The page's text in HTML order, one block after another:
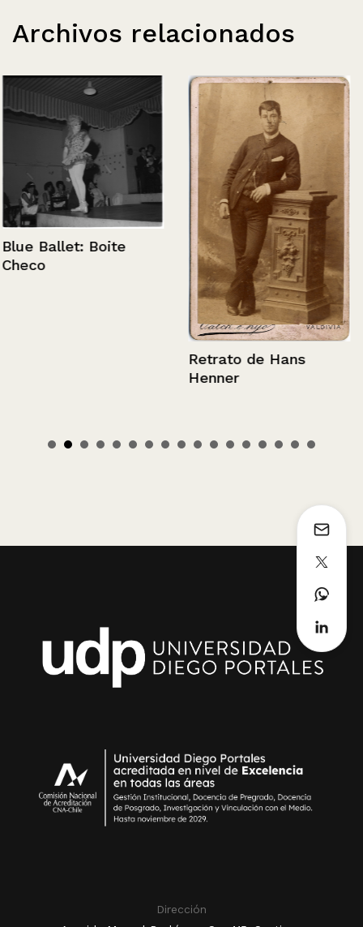
Archivos relacionados
Blue Ballet: Boite
Checo
Retrato de Hans
Henner
Dirección